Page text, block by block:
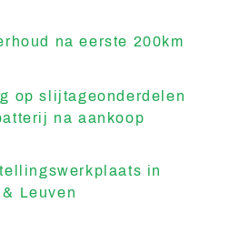
na eerste 200km
op slijtageonderdelen
na aankoop
in
Leuven